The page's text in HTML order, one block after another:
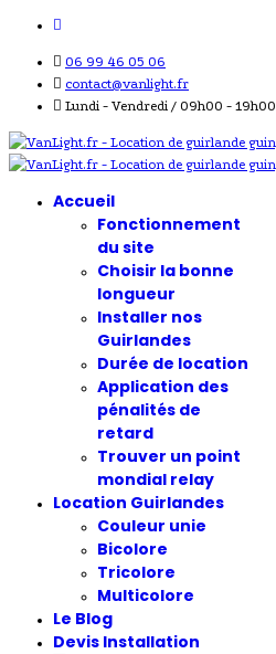
06 99 46 05 06
contact@vanlight.fr
Lundi - Vendredi / 09h00 - 19h00
Accueil
Fonctionnement
du site
Choisir la bonne
longueur
Installer nos
Guirlandes
Durée de location
Application des
pénalités de
retard
Trouver un point
mondial relay
Location Guirlandes
Couleur unie
Bicolore
Tricolore
Multicolore
Le Blog
Devis Installation